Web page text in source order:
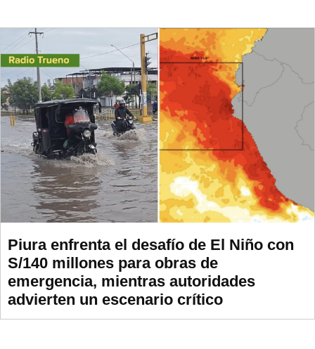
Piura enfrenta el desafío de El Niño con
S/140 millones para obras de
emergencia, mientras autoridades
advierten un escenario crítico